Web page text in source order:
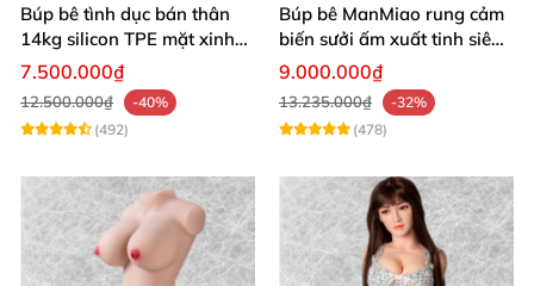
Búp bê tình dục bán thân
14kg silicon TPE mặt xinh
trắng hồng
7.500.000₫
12.500.000₫
-40%
(492)
Búp bê ManMiao rung cảm
biến sưởi ấm xuất tinh siêu
thực trải nghiệm
9.000.000₫
13.235.000₫
-32%
(478)